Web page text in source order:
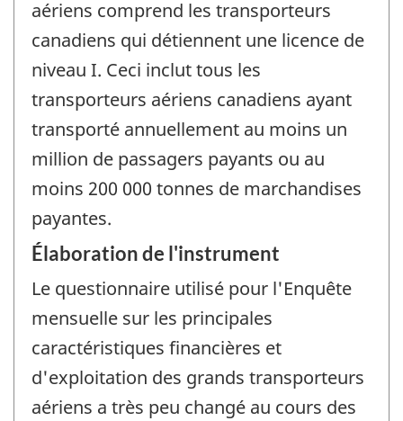
aériens comprend les transporteurs
canadiens qui détiennent une licence de
niveau I. Ceci inclut tous les
transporteurs aériens canadiens ayant
transporté annuellement au moins un
million de passagers payants ou au
moins 200 000 tonnes de marchandises
payantes.
Élaboration de l'instrument
Le questionnaire utilisé pour l'Enquête
mensuelle sur les principales
caractéristiques financières et
d'exploitation des grands transporteurs
aériens a très peu changé au cours des